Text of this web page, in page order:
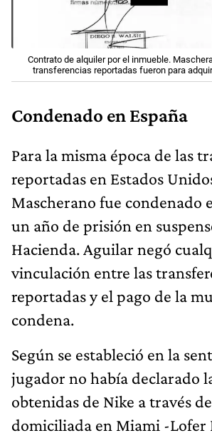
Contrato de alquiler por el inmueble.
transferencias reportadas fueron para
Condenado en España
Para la misma época de las
reportadas en Estados
Mascherano fue condenado
un año de prisión en
Hacienda. Aguilar negó
vinculación entre las
reportadas y el pago de la
condena.
Según se estableció en la
jugador no había declarado
obtenidas de Nike a través
domiciliada en Miami -Lofer